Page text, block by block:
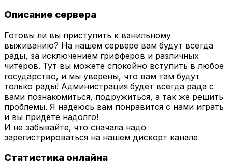
Описание сервера
Готовы ли вы приступить к ванильному
выживанию? На нашем сервере вам будут всегда
рады, за исключением грифферов и различных
читеров. Тут вы можете спокойно вступить в любое
государство, и мы уверены, что вам там будут
только рады! Администрация будет всегда рада с
вами познакомиться, подружиться, а так же решить
проблемы. Я надеюсь вам понравится с нами играть
и вы придёте надолго!
И не забывайте, что сначала надо
зарегистрироваться на нашем дискорт канале
Статистика онлайна